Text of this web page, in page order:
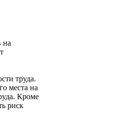
на
труда.
места на
Кроме
риск